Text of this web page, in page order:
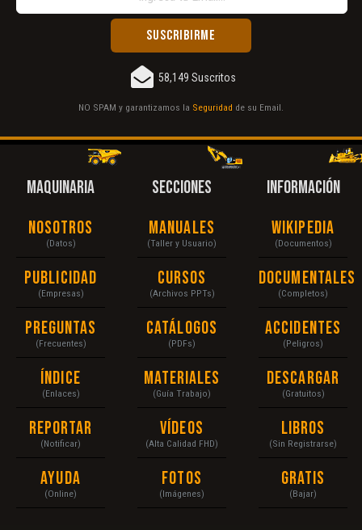
58,149 Suscritos
NO SPAM y garantizamos la Seguridad de su Email.
MAQUINARIA
Nosotros
(Datos)
Publicidad
(Empresas)
Preguntas
(Frecuentes)
Índice
(Enlaces)
Reportar
(Notificar)
Ayuda
(Online)
SECCIONES
Manuales
(Taller y Usuario)
Cursos
(Archivos PPTs)
Catálogos
(PDFs)
Materiales
(Guía Trabajo)
Vídeos
(Alta Calidad FHD)
Fotos
(Imágenes)
INFORMACIÓN
Wikipedia
(Documentos)
Documentales
(Completos)
Accidentes
(Peligros)
Descargar
(Gratuitos)
Libros
(Sin Registrarse)
Gratis
(Bajar)